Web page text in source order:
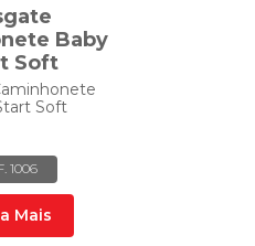
Baby
Soft
Soft
1006
Mais